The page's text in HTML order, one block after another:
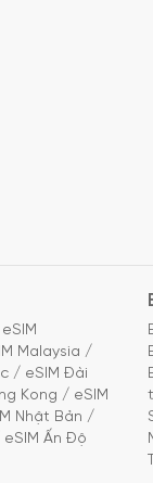
eSIM
Malaysia /
/ eSIM Đài
Kong / eSIM
Nhật Bản /
eSIM Ấn Độ